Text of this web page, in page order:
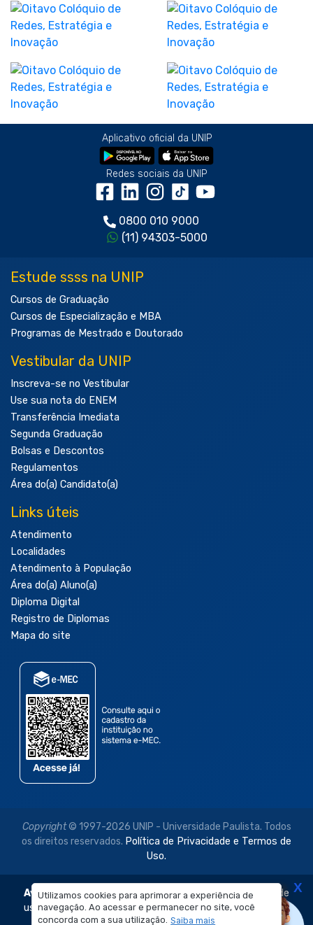
Utilizamos cookies para aprimorar a experiência de
navegação. Ao acessar e permanecer no site, você
concorda com a sua utilização. Saiba mais
Aplicativo oficial da UNIP
Redes sociais da UNIP
0800 010 9000
(11) 94303-5000
Estude ssss na UNIP
Cursos de Graduação
Cursos de Especialização e MBA
Programas de Mestrado e Doutorado
Vestibular da UNIP
Inscreva-se no Vestibular
Use sua nota do ENEM
Transferência Imediata
Segunda Graduação
Bolsas e Descontos
Regulamentos
Área do(a) Candidato(a)
Links úteis
Atendimento
Localidades
Atendimento à População
Área do(a) Aluno(a)
Diploma Digital
Registro de Diplomas
Mapa do site
Copyright© 1997-2026 UNIP - Universidade Paulista. Todos
os direitos reservados. Política de Privacidade e Termos de
Uso.
Aviso Legal: As imagens disponibilizadas neste site são de
uso exclusivo institucional do Sistema de Ensino Objetivo e
X